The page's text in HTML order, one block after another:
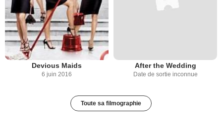
Devious Maids
6 juin 2016
After the Wedding
Date de sortie inconnue
Toute sa filmographie